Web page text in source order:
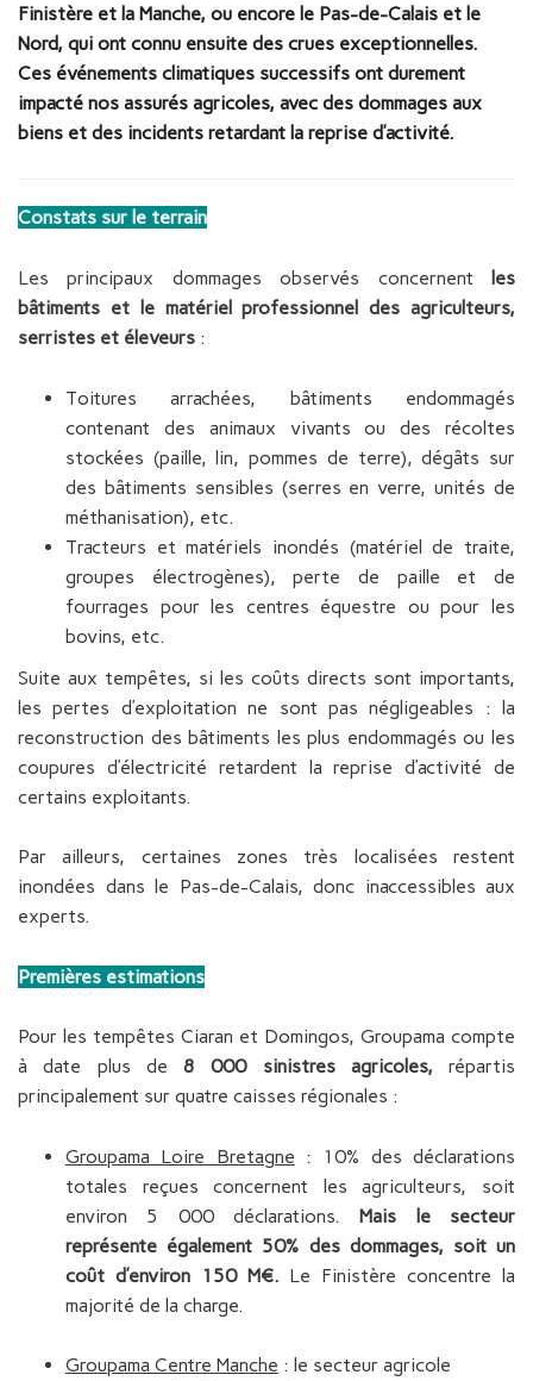
Finistère et la Manche, ou encore le Pas-de-Calais et le
Nord, qui ont connu ensuite des crues exceptionnelles.
Ces événements climatiques successifs ont durement
impacté nos assurés agricoles, avec des dommages aux
biens et des incidents retardant la reprise d’activité.
Constats sur le terrain
Les principaux dommages observés concernent les
bâtiments et le matériel professionnel des agriculteurs,
serristes et éleveurs :
Toitures arrachées, bâtiments endommagés
contenant des animaux vivants ou des récoltes
stockées (paille, lin, pommes de terre), dégâts sur
des bâtiments sensibles (serres en verre, unités de
méthanisation), etc.
Tracteurs et matériels inondés (matériel de traite,
groupes électrogènes), perte de paille et de
fourrages pour les centres équestre ou pour les
bovins, etc.
Suite aux tempêtes, si les coûts directs sont importants,
les pertes d’exploitation ne sont pas négligeables : la
reconstruction des bâtiments les plus endommagés ou les
coupures d’électricité retardent la reprise d’activité de
certains exploitants.
Par ailleurs, certaines zones très localisées restent
inondées dans le Pas-de-Calais, donc inaccessibles aux
experts.
Premières estimations
Pour les tempêtes Ciaran et Domingos, Groupama compte
à date plus de 8 000 sinistres agricoles, répartis
principalement sur quatre caisses régionales :
Groupama Loire Bretagne : 10% des déclarations
totales reçues concernent les agriculteurs, soit
environ 5 000 déclarations.Mais le secteur
représente également 50% des dommages, soit un
coût d’environ 150 M€. Le Finistère concentre la
majorité de la charge.
Groupama Centre Manche : le secteur agricole